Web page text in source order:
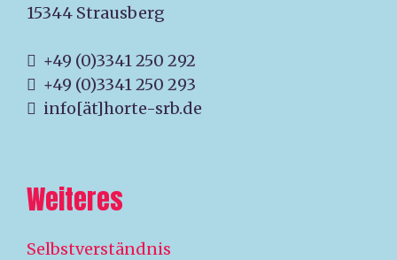
15344 Strausberg
+49 (0)3341 250 292
+49 (0)3341 250 293
info[ät]horte-srb.de
Weiteres
Selbstverständnis